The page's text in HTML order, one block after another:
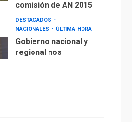
comisión de AN 2015
DESTACADOS
NACIONALES
ÚLTIMA HORA
Gobierno nacional y
regional nos